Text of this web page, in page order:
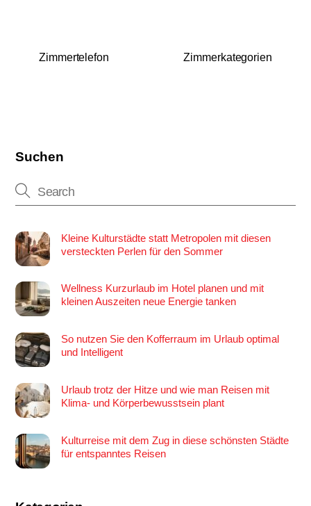
Zimmertelefon Zimmerkategorien
Suchen
Kleine Kulturstädte statt Metropolen mit diesen
versteckten Perlen für den Sommer
Wellness Kurzurlaub im Hotel planen und mit
kleinen Auszeiten neue Energie tanken
So nutzen Sie den Kofferraum im Urlaub optimal
und Intelligent
Urlaub trotz der Hitze und wie man Reisen mit
Klima- und Körperbewusstsein plant
Kulturreise mit dem Zug in diese schönsten Städte
für entspanntes Reisen